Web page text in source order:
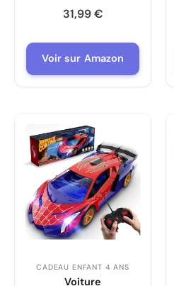
4.5
sur 5
31,99€
Voir sur Amazon
CADEAU ENFANT 4 ANS
Voiture